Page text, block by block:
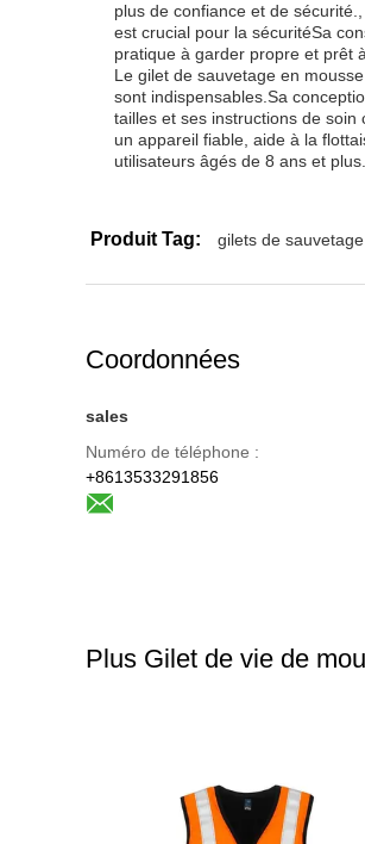
plus de confiance et de
est crucial pour la sécuritéSa
pratique à garder propre et prêt
Le gilet de sauvetage en
sont indispensables.Sa
tailles et ses instructions de
un appareil fiable, aide à la
utilisateurs âgés de 8 ans et plus.
Produit Tag: gilets de
Coordonnées
sales
Numéro de téléphone :
+8613533291856
Plus Gilet de vie de